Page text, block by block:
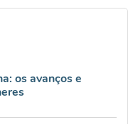
os avanços e